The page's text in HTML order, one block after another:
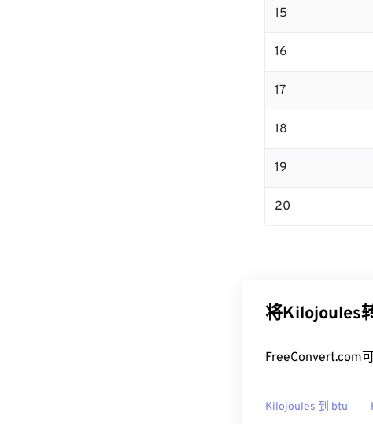
15
16
17
18
19
20
将Kilojoules
FreeConvert.com
Kilojoules 到 btu